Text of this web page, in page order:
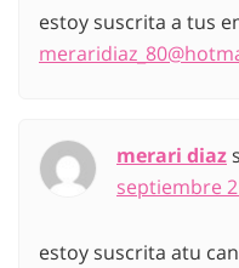
estoy suscrita a tus
merari diaz
septiembre
estoy suscrita atu